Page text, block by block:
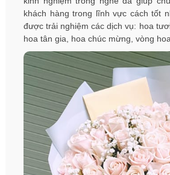
khách hàng trong lĩnh vực cách tốt
được trải nghiệm các dịch vụ: hoa
hoa tân gia, hoa chúc mừng, vòng